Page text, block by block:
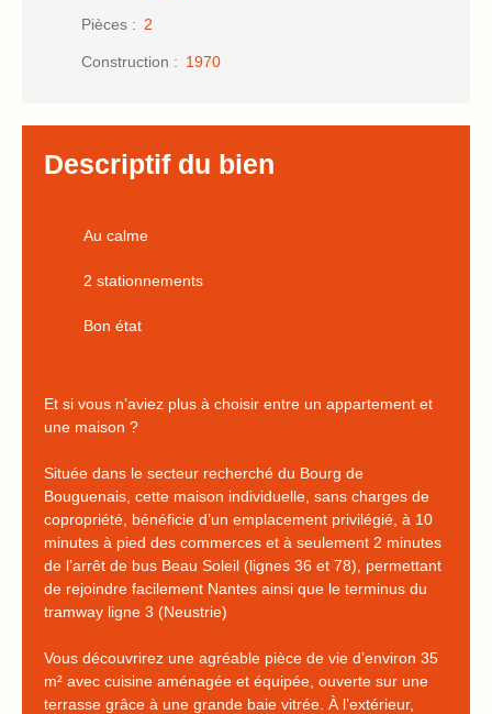
Pièces : 2
Construction : 1970
Descriptif du bien
Au calme
2 stationnements
Bon état
Et si vous n’aviez plus à choisir entre un appartement et
une maison ?
Située dans le secteur recherché du Bourg de
Bouguenais, cette maison individuelle, sans charges de
copropriété, bénéficie d’un emplacement privilégié, à 10
minutes à pied des commerces et à seulement 2 minutes
de l’arrêt de bus Beau Soleil (lignes 36 et 78), permettant
de rejoindre facilement Nantes ainsi que le terminus du
tramway ligne 3 (Neustrie)
Vous découvrirez une agréable pièce de vie d’environ 35
m² avec cuisine aménagée et équipée, ouverte sur une
terrasse grâce à une grande baie vitrée. À l’extérieur,